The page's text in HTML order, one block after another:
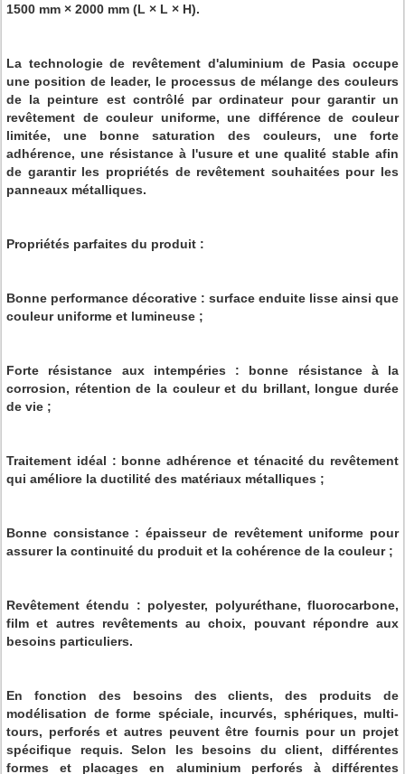
1500 mm × 2000 mm (L × L × H).
La technologie de revêtement d'aluminium de Pasia occupe
une position de leader, le processus de mélange des couleurs
de la peinture est contrôlé par ordinateur pour garantir un
revêtement de couleur uniforme, une différence de couleur
limitée, une bonne saturation des couleurs, une forte
adhérence, une résistance à l'usure et une qualité stable afin
de garantir les propriétés de revêtement souhaitées pour les
panneaux métalliques.
Propriétés parfaites du produit :
Bonne performance décorative : surface enduite lisse ainsi que
couleur uniforme et lumineuse ;
Forte résistance aux intempéries : bonne résistance à la
corrosion, rétention de la couleur et du brillant, longue durée
de vie ;
Traitement idéal : bonne adhérence et ténacité du revêtement
qui améliore la ductilité des matériaux métalliques ;
Bonne consistance : épaisseur de revêtement uniforme pour
assurer la continuité du produit et la cohérence de la couleur ;
Revêtement étendu : polyester, polyuréthane, fluorocarbone,
film et autres revêtements au choix, pouvant répondre aux
besoins particuliers.
En fonction des besoins des clients, des produits de
modélisation de forme spéciale, incurvés, sphériques, multi-
tours, perforés et autres peuvent être fournis pour un projet
spécifique requis. Selon les besoins du client, différentes
formes et placages en aluminium perforés à différentes